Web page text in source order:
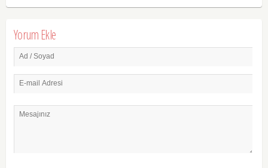
Yorum Ekle
Ad / Soyad
E-mail Adresi
Mesajınız